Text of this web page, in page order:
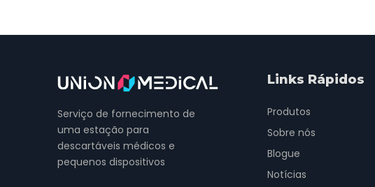
Serviço de fornecimento de
uma estação para
descartáveis ​​médicos e
pequenos dispositivos
Links Rápidos
Produtos
Sobre nós
Blogue
Notícias